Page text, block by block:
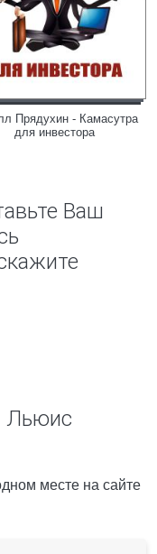
Прядухин - Камасутра
для инвестора
Ваш
Льюис
месте на сайте